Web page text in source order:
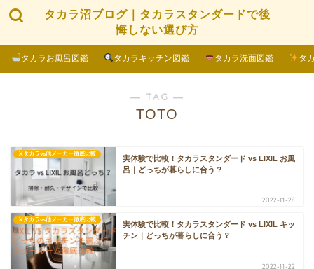
タカラ沼ブログ｜タカラスタンダードで後
悔しない選び方
タカラお風呂図鑑 タカラキッチン図鑑 タカラ洗面図鑑 タ
― TAG ―
TOTO
⚔タカラvs他メーカー徹底比較
実体験で比較！タカラスタンダード vs LIXIL お風
呂｜どっちが暮らしに合う？
2022-11-28
⚔タカラvs他メーカー徹底比較
実体験で比較！タカラスタンダード vs LIXIL キッ
チン｜どっちが暮らしに合う？
2022-11-22